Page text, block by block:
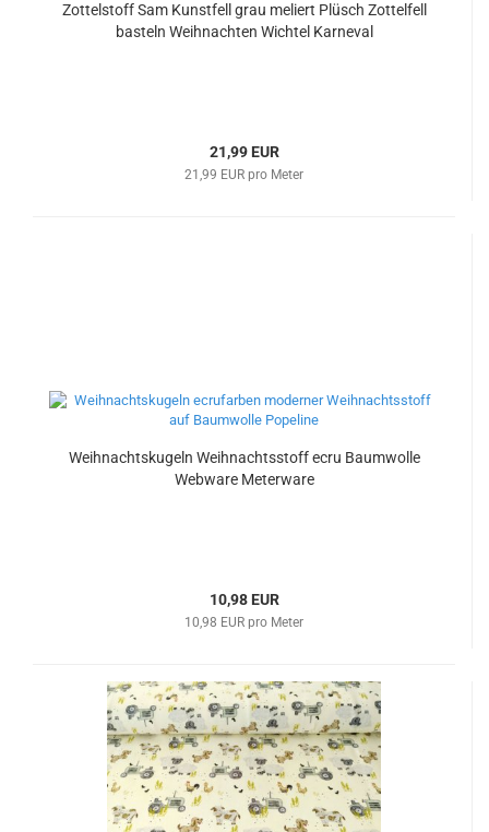
Zottelstoff Sam Kunstfell grau meliert Plüsch Zottelfell
basteln Weihnachten Wichtel Karneval
21,99 EUR
21,99 EUR pro Meter
Weihnachtskugeln Weihnachtsstoff ecru Baumwolle
Webware Meterware
10,98 EUR
10,98 EUR pro Meter